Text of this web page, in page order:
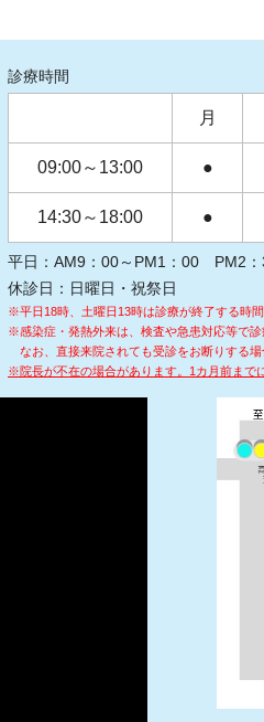
診療時間
月
09:00～13:00 ●
14:30～18:00 ●
平日：AM9：00～PM1：00 PM2
休診日：日曜日・祝祭日
※平日18時、土曜日13時は診療が終了する時
※感染症・発熱外来は、検査や急患対応等で
なお、直接来院されても受診をお断りする場
※院長が不在の場合があります。1カ月前まで